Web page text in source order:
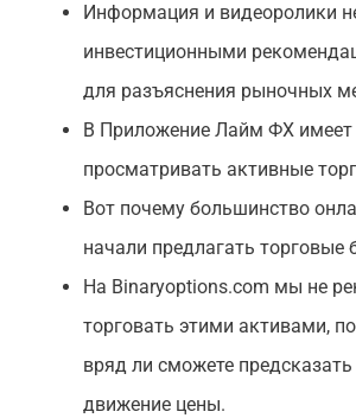
Информация и видеоролики
инвестиционными
для разъяснения рыночных
В Приложение Лайм ФХ
просматривать активные
Вот почему большинство
начали предлагать торговые
На Binaryoptions.com мы не
торговать этими активами,
вряд ли сможете
движение цены.